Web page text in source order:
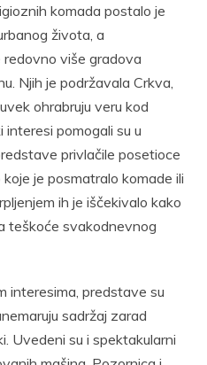
komada postalo je
života, a
više gradova
Njih je podržavala Crkva,
ohrabruju veru kod
pomogali su u
privlačile posetioce
je posmatralo komade ili
ih je iščekivalo kako
teškoće svakodnevnog
interesima, predstave su
sadržaj zarad
Uvedeni su i spektakularni